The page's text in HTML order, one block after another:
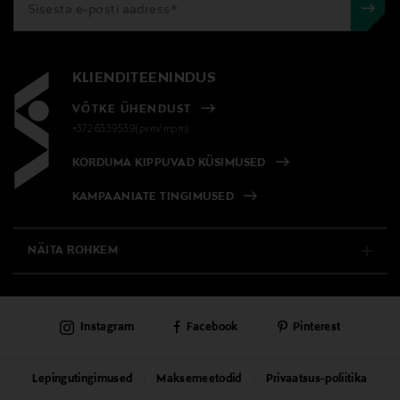
Suurus
Tootjamaa
HOLLAND
Valmistaja tootenumber
8713766028271
Postbus 30, 2050 AA Overveen, The Netherlands
Digitaalne aadress
KLIENDITEENINDUS
VÕTKE ÜHENDUST
+372 6339539(pvm/mpm)
KORDUMA KIPPUVAD KÜSIMUSED
KAMPAANIATE TINGIMUSED
NÄITA ROHKEM
PÜSIKLIENDITEENINDUS
KAUBAMAJAD
Lepingutingimused Maksemeetodid Privaatsus-poliitika
Instagram Facebook Pinterest